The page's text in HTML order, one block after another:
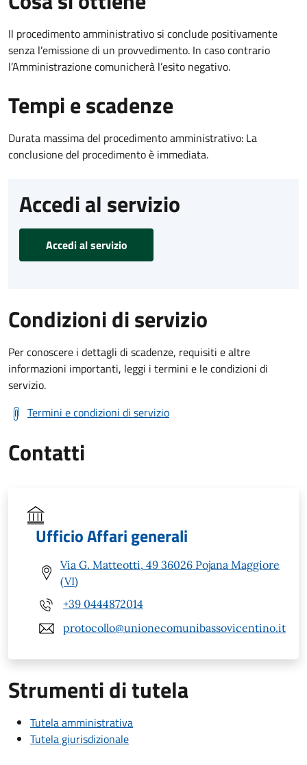
Il procedimento amministrativo si conclude positivamente
senza l’emissione di un provvedimento. In caso contrario
l’Amministrazione comunicherà l’esito negativo.
Tempi e scadenze
Durata massima del procedimento amministrativo: La
conclusione del procedimento è immediata.
Accedi al servizio
Accedi al servizio
Condizioni di servizio
Per conoscere i dettagli di scadenze, requisiti e altre
informazioni importanti, leggi i termini e le condizioni di
servizio.
Termini e condizioni di servizio
Contatti
Ufficio Affari generali
Via G. Matteotti, 49 36026 Pojana Maggiore
(VI)
+39 0444872014
protocollo@unionecomunibassovicentino.it
Strumenti di tutela
Tutela amministrativa
Tutela giurisdizionale